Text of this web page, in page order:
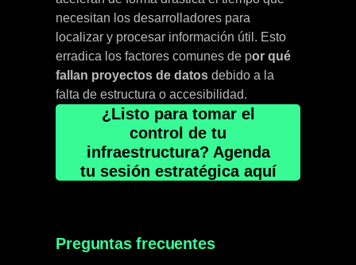
necesitan los desarrolladores para
localizar y procesar información útil. Esto
erradica los factores comunes de por qué
fallan proyectos de datos debido a la
falta de estructura o accesibilidad.
¿Listo para tomar el
control de tu
infraestructura? Agenda
tu sesión estratégica aquí
Preguntas frecuentes